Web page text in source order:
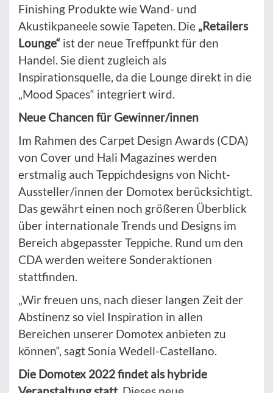
Finishing Produkte wie Wand- und
Akustikpaneele sowie Tapeten. Die „Retailers
Lounge“ ist der neue Treffpunkt für den
Handel. Sie dient zugleich als
Inspirationsquelle, da die Lounge direkt in die
„Mood Spaces“ integriert wird.
Neue Chancen für Gewinner/innen
Im Rahmen des Carpet Design Awards (CDA)
von Cover und Hali Magazines werden
erstmalig auch Teppichdesigns von Nicht-
Aussteller/innen der Domotex berücksichtigt.
Das gewährt einen noch größeren Überblick
über internationale Trends und Designs im
Bereich abgepasster Teppiche. Rund um den
CDA werden weitere Sonderaktionen
stattfinden.
„Wir freuen uns, nach dieser langen Zeit der
Abstinenz so viel Inspiration in allen
Bereichen unserer Domotex anbieten zu
können“, sagt Sonia Wedell-Castellano.
Die Domotex 2022 findet als hybride